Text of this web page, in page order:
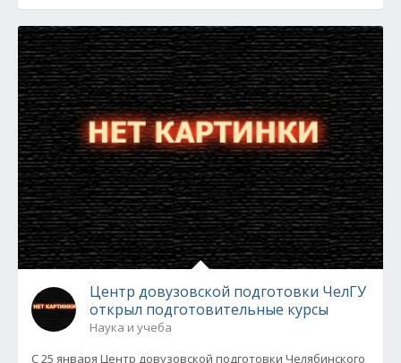
Центр довузовской подготовки ЧелГУ
открыл подготовительные курсы
Наука и учеба
С 25 января Центр довузовской подготовки Челябинского